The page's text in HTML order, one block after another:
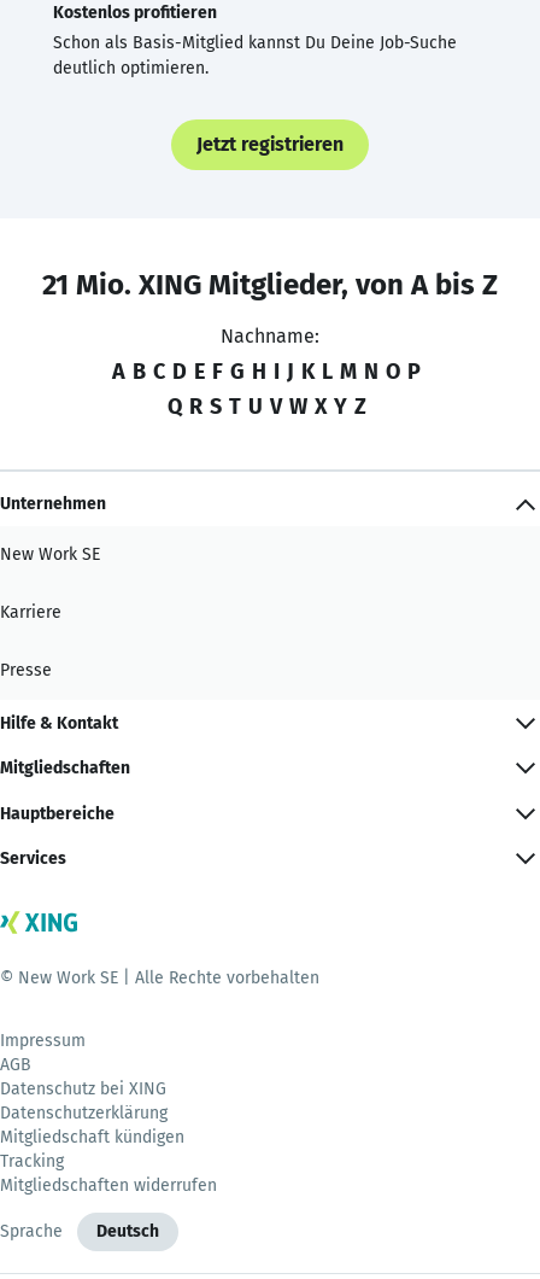
Kostenlos profitieren
Schon als Basis-Mitglied kannst Du Deine Job-Suche
deutlich optimieren.
Jetzt registrieren
21 Mio. XING Mitglieder, von A bis Z
Nachname:
A B C D E F G H I J K L M N O P
Q R S T U V W X Y Z
Unternehmen
New Work SE
Karriere
Presse
Hilfe & Kontakt
Mitgliedschaften
Hauptbereiche
Services
© New Work SE | Alle Rechte vorbehalten
Impressum
AGB
Datenschutz bei XING
Datenschutzerklärung
Mitgliedschaft kündigen
Tracking
Mitgliedschaften widerrufen
Sprache Deutsch